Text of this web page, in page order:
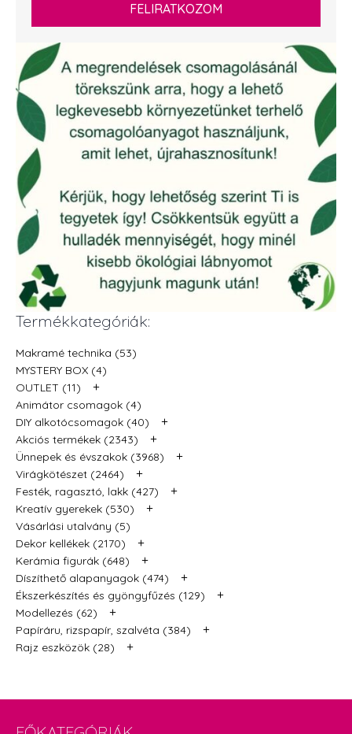
FELIRATKOZOM
Termékkategóriák:
Makramé technika (53)
MYSTERY BOX (4)
OUTLET (11)
+
Animátor csomagok (4)
DIY alkotócsomagok (40)
+
Akciós termékek (2343) +
Ünnepek és évszakok (3968) +
Virágkötészet (2464) +
Festék, ragasztó, lakk (427) +
Kreatív gyerekek (530) +
Vásárlási utalvány (5)
Dekor kellékek (2170)
+
Kerámia figurák (648) +
Díszíthető alapanyagok (474) +
Ékszerkészítés és gyöngyfűzés (129) +
Modellezés (62) +
Papíráru, rizspapír, szalvéta (384) +
Rajz eszközök (28) +